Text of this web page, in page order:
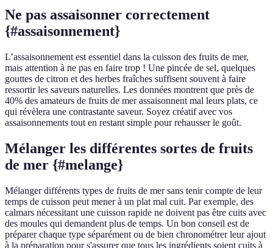
Ne pas assaisonner correctement
{#assaisonnement}
L’assaisonnement est essentiel dans la cuisson des fruits de mer,
mais attention à ne pas en faire trop ! Une pincée de sel, quelques
gouttes de citron et des herbes fraîches suffisent souvent à faire
ressortir les saveurs naturelles. Les données montrent que près de
40% des amateurs de fruits de mer assaisonnent mal leurs plats, ce
qui révèlera une contrastante saveur. Soyez créatif avec vos
assaisonnements tout en restant simple pour rehausser le goût.
Mélanger les différentes sortes de fruits
de mer {#melange}
Mélanger différents types de fruits de mer sans tenir compte de leur
temps de cuisson peut mener à un plat mal cuit. Par exemple, des
calmars nécessitant une cuisson rapide ne doivent pas être cuits avec
des moules qui demandent plus de temps. Un bon conseil est de
préparer chaque type séparément ou de bien chronométrer leur ajout
à la préparation pour s'assurer que tous les ingrédients soient cuits à